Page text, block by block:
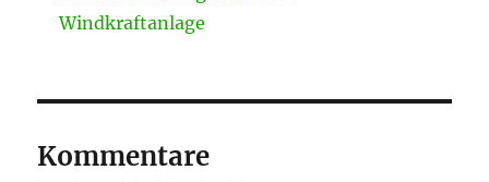
Windkraftanlage
Kommentare